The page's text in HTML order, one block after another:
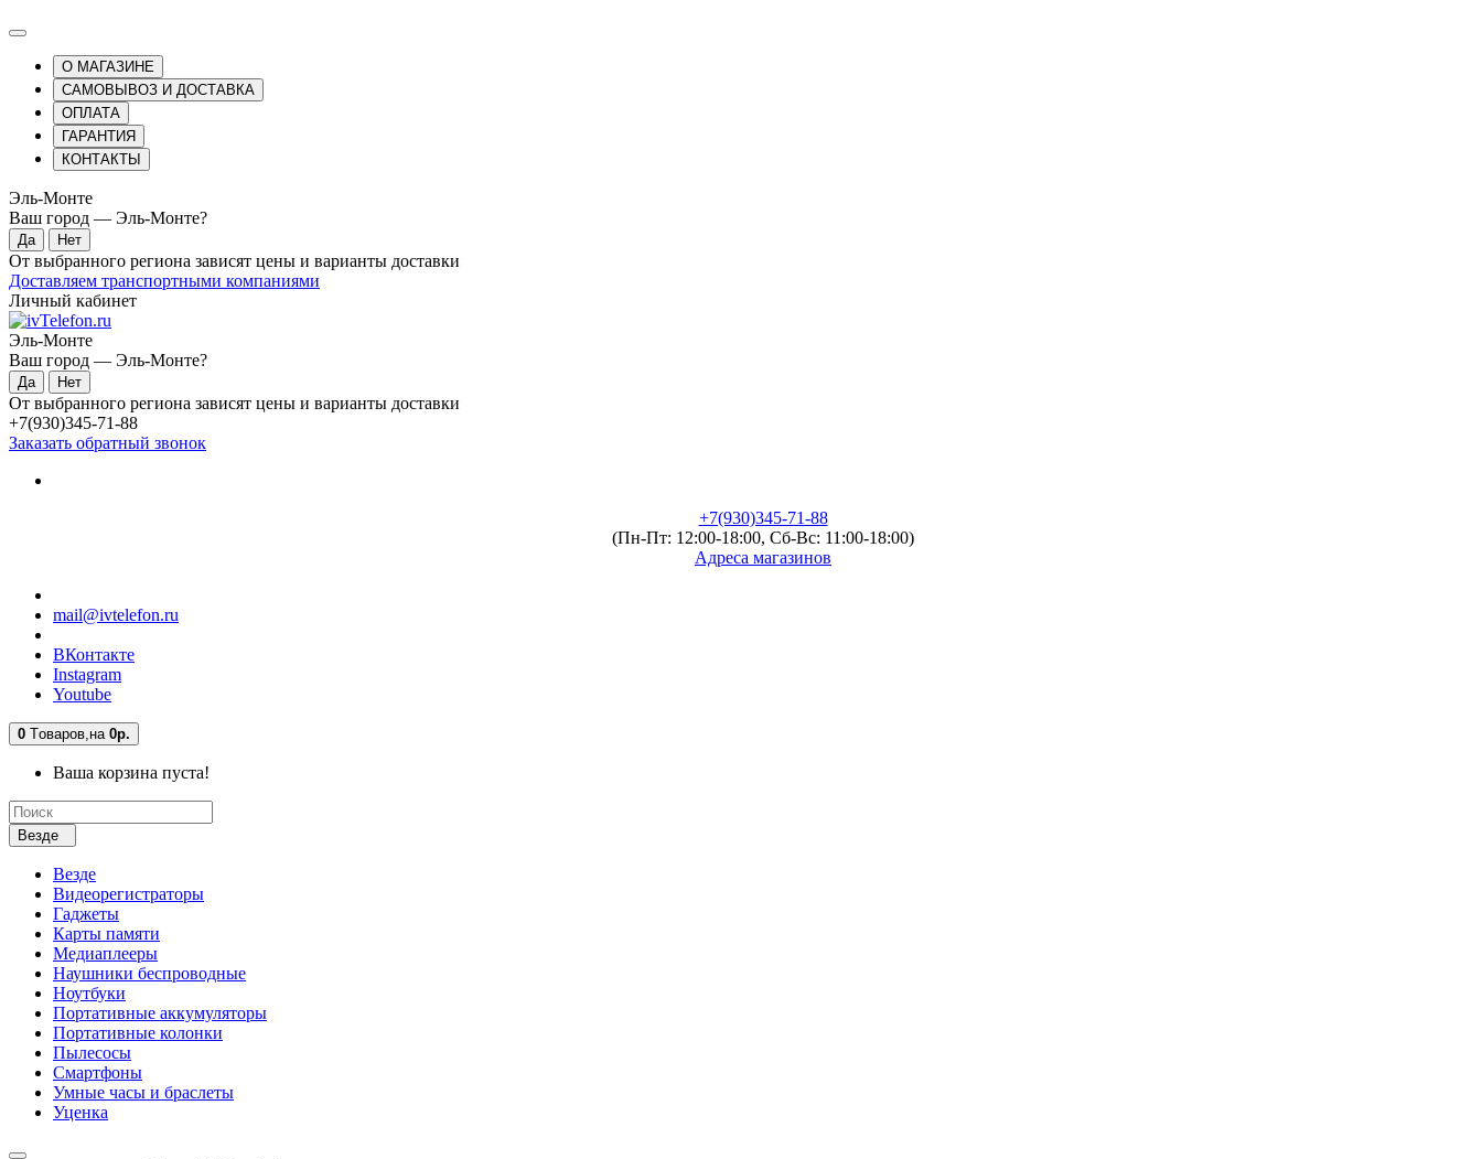
О МАГАЗИНЕ
САМОВЫВОЗ И ДОСТАВКА
ОПЛАТА
ГАРАНТИЯ
КОНТАКТЫ
Эль-Монте
Ваш город — Эль-Монте?
От выбранного региона зависят цены и варианты доставки
Доставляем транспортными компаниями
Личный кабинет
Эль-Монте
Ваш город — Эль-Монте?
От выбранного региона зависят цены и варианты доставки
+7(930)345-71-88
Заказать обратный звонок
+7(930)345-71-88
(Пн-Пт: 12:00-18:00, Сб-Вс: 11:00-18:00)
Адреса магазинов
mail@ivtelefon.ru
ВКонтакте
Instagram
Youtube
0 Tоваров,на 0р.
Ваша корзина пуста!
Везде
Везде
Видеорегистраторы
Гаджеты
Карты памяти
Медиаплееры
Наушники беспроводные
Ноутбуки
Портативные аккумуляторы
Портативные колонки
Пылесосы
Смартфоны
Умные часы и браслеты
Уценка